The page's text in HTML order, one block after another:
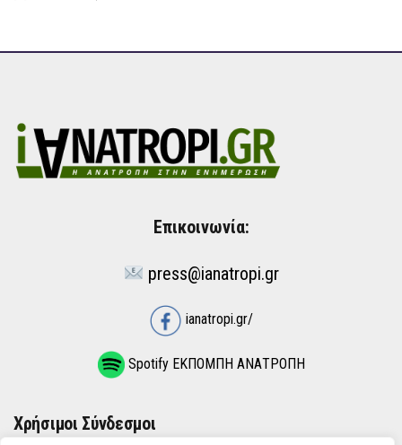
Επικοινωνία:
press@ianatropi.gr
ianatropi.gr/
Spotify ΕΚΠΟΜΠΗ ΑΝΑΤΡΟΠΗ
Χρήσιμοι Σύνδεσμοι